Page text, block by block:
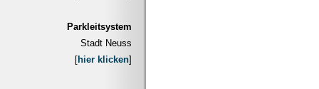
Parkleitsystem
Stadt Neuss
[hier klicken]